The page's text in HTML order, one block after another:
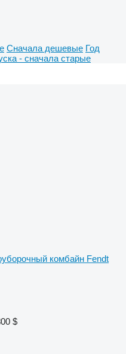
Сначала дешевые Год
- сначала старые
комбайн Fendt
$